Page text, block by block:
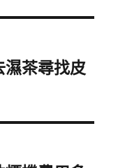
濕茶尋找皮